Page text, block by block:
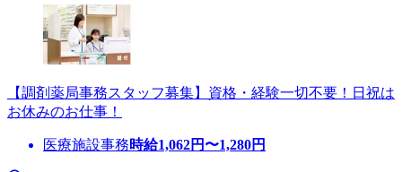
【調剤薬局事務スタッフ募集】資格・経験一切不要！日祝は
お休みのお仕事！
医療施設事務時給1,062円〜1,280円